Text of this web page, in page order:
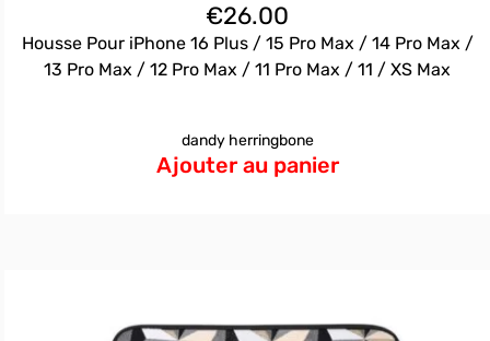
€26.00
Housse Pour iPhone 16 Plus / 15 Pro Max / 14 Pro Max /
13 Pro Max / 12 Pro Max / 11 Pro Max / 11 / XS Max
dandy herringbone
Ajouter au panier